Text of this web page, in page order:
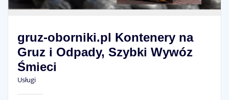
gruz-oborniki.pl Kontenery na
Gruz i Odpady, Szybki Wywóz
Śmieci
Usługi